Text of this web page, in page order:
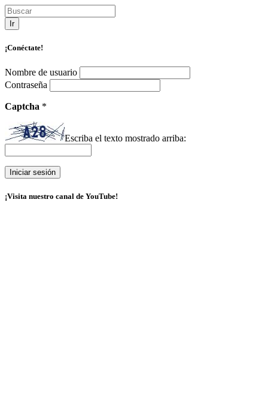
Ir
¡Conéctate!
Nombre de usuario
Contraseña
Captcha *
Escriba el texto mostrado arriba:
¡Visita nuestro canal de YouTube!